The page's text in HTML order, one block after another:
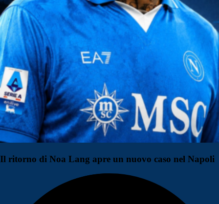
Il ritorno di Noa Lang apre un nuovo caso nel Napoli